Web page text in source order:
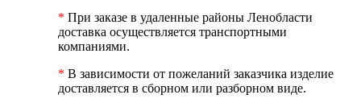
* При заказе в удаленные районы Ленобласти
доставка осуществляется транспортными
компаниями.
* В зависимости от пожеланий заказчика изделие
доставляется в сборном или разборном виде.